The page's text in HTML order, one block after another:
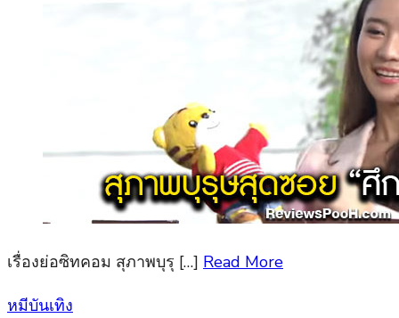
เรื่องย่อซิทคอม สุภาพบุรุ […] Read More
Posted
หมีบันเทิง